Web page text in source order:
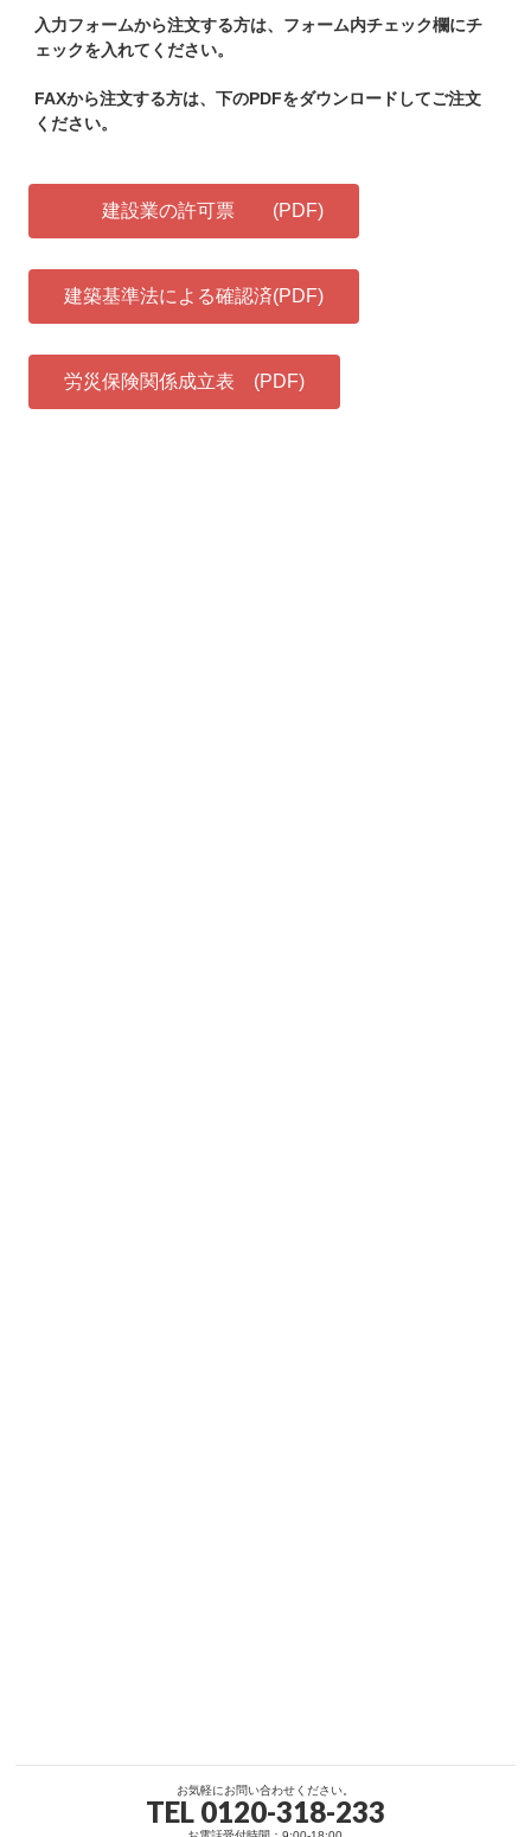
入力フォームから注文する方は、フォーム内チェック欄にチ
ェックを入れてください。
FAXから注文する方は、下のPDFをダウンロードしてご注文
ください。
建設業の許可票 (PDF)
建築基準法による確認済(PDF)
労災保険関係成立表 (PDF)
お気軽にお問い合わせください。
TEL 0120-318-233